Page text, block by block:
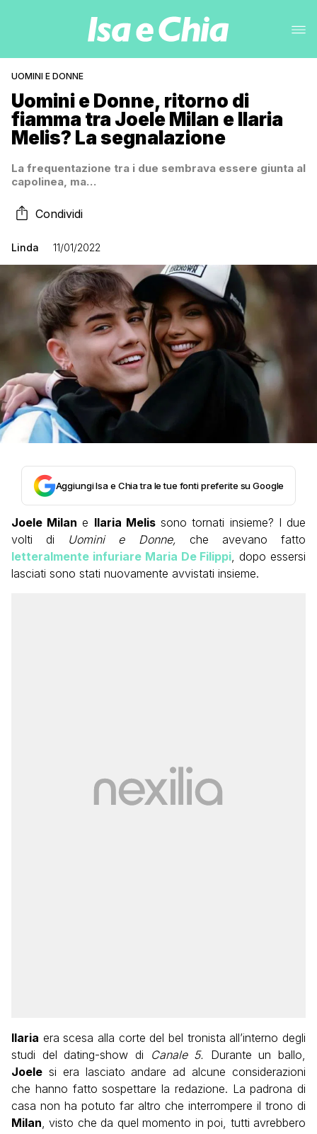
UOMINI E DONNE
Uomini e Donne, ritorno di
fiamma tra Joele Milan e Ilaria
Melis? La segnalazione
La frequentazione tra i due sembrava essere giunta al
capolinea, ma…
Condividi
Linda 11/01/2022
Aggiungi Isa e Chia tra le tue fonti preferite su Google
Joele Milan e Ilaria Melissono tornati insieme? I due
volti di Uomini e Donne, che avevano fatto
letteralmente infuriare Maria De Filippi, dopo essersi
lasciati sono stati nuovamente avvistati insieme.
Ilaria era scesa alla corte del bel tronista all’interno degli
studi del dating-show di
Canale 5. Durante un ballo,
Joele si era lasciato andare ad alcune considerazioni
che hanno fatto sospettare la redazione. La padrona di
casa non ha potuto far altro che interrompere il trono di
Milan, visto che da quel momento in poi, tutti avrebbero